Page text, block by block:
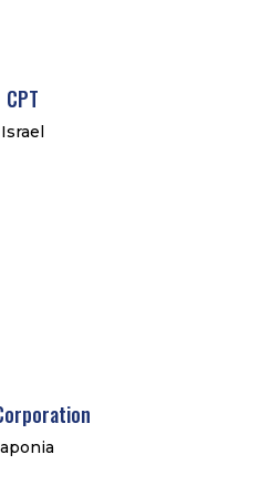
CPT
Israel